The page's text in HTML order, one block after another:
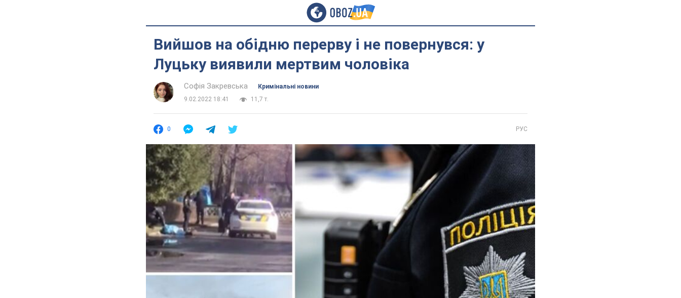
Вийшов на обідню перерву і не повернувся: у
Луцьку виявили мертвим чоловіка
Софія Закревська
Кримінальні новини
9.02.2022 18:41
11,7 т.
0 РУС